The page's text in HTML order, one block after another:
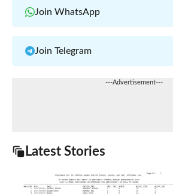
Join WhatsApp
Join Telegram
---Advertisement---
Latest Stories